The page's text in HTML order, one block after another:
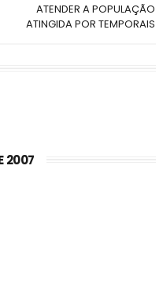
ATENDER A POPULAÇÃO
ATINGIDA POR TEMPORAIS
2007